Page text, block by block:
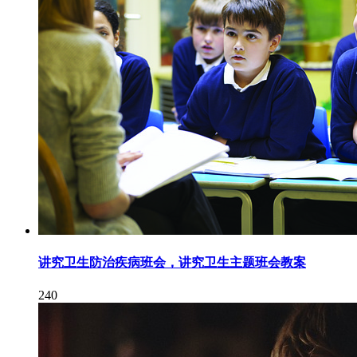
讲究卫生防治疾病班会，讲究卫生主题班会教案
240